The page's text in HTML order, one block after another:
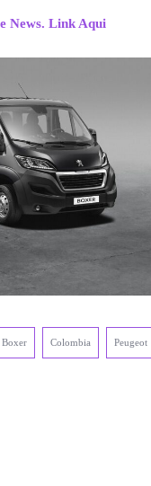
News. Link Aqui
Boxer Colombia Peugeot